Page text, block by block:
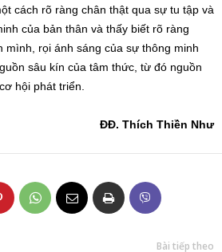
cách rõ ràng chân thật qua sự tu tập và
của bản thân và thấy biết rõ ràng
mình, rọi ánh sáng của sự thông minh
sâu kín của tâm thức, từ đó nguồn
hội phát triển.
ĐĐ. Thích Thiền Như
Bài tiếp theo